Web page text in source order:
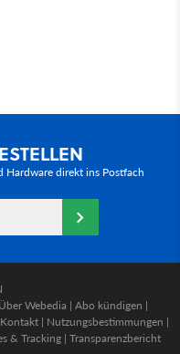
Hardware direkt ins Postfach
Über Webedia | Abo kündigen |
Kontakt | Nutzungsbestimmungen |
& Tracking | Transparenzbericht